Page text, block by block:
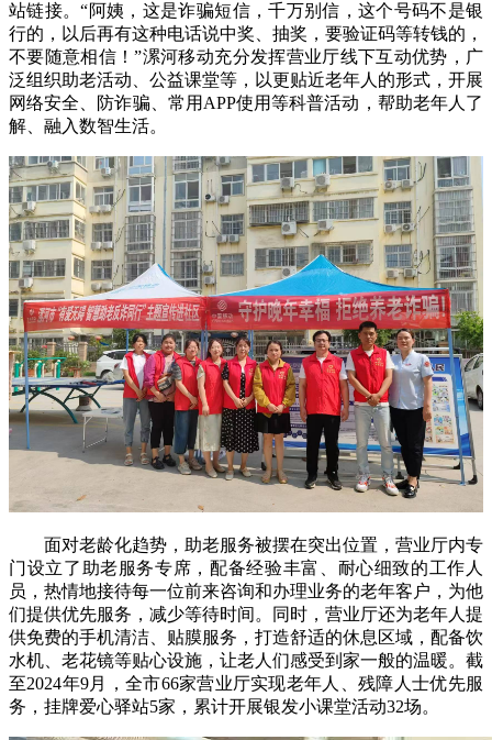
站链接。“阿姨，这是诈骗短信，千万别信，这个号码不是银
行的，以后再有这种电话说中奖、抽奖，要验证码等转钱的，
不要随意相信！”漯河移动充分发挥营业厅线下互动优势，广
泛组织助老活动、公益课堂等，以更贴近老年人的形式，开展
网络安全、防诈骗、常用APP使用等科普活动，帮助老年人了
解、融入数智生活。
面对老龄化趋势，助老服务被摆在突出位置，营业厅内专
门设立了助老服务专席，配备经验丰富、耐心细致的工作人
员，热情地接待每一位前来咨询和办理业务的老年客户，为他
们提供优先服务，减少等待时间。同时，营业厅还为老年人提
供免费的手机清洁、贴膜服务，打造舒适的休息区域，配备饮
水机、老花镜等贴心设施，让老人们感受到家一般的温暖。截
至2024年9月，全市66家营业厅实现老年人、残障人士优先服
务，挂牌爱心驿站5家，累计开展银发小课堂活动32场。